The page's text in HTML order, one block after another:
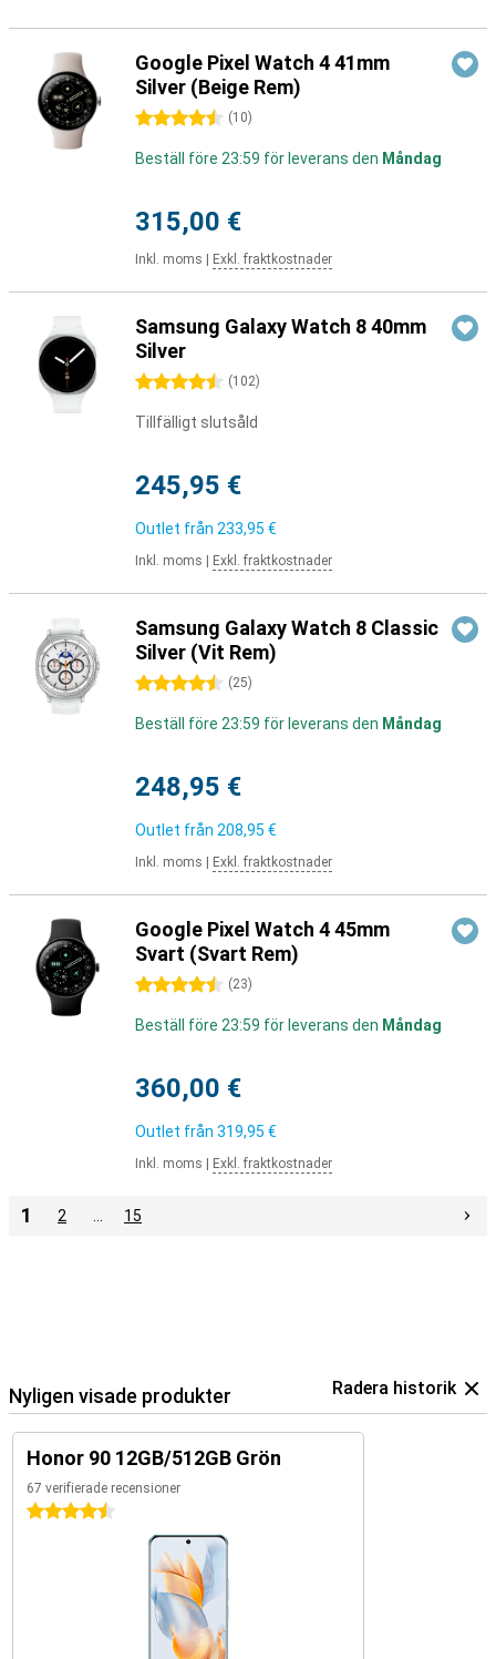
Google Pixel Watch 4 41mm
Silver (Beige Rem)
4.5 stjärnor (10)
Beställ före 23:59 för leverans den Måndag
315,00 €
Inkl. moms Exkl. fraktkostnader
Samsung Galaxy Watch 8 40mm
Silver
4.5 stjärnor (102)
Tillfälligt slutsåld
245,95 €
Outlet från 233,95 €
Inkl. moms Exkl. fraktkostnader
Samsung Galaxy Watch 8 Classic
Silver (Vit Rem)
4.5 stjärnor (25)
Beställ före 23:59 för leverans den Måndag
248,95 €
Outlet från 208,95 €
Inkl. moms Exkl. fraktkostnader
Google Pixel Watch 4 45mm
Svart (Svart Rem)
4.5 stjärnor (23)
Beställ före 23:59 för leverans den Måndag
360,00 €
Outlet från 319,95 €
Inkl. moms Exkl. fraktkostnader
1 2 15
Nyligen visade produkter Radera historik
Honor 90 12GB/512GB Grön
67 verifierade recensioner
4.5 stjärnor